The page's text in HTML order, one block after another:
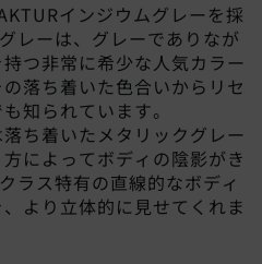
インジウムグレーを採
レーは、グレーでありなが
つ非常に希少な人気カラー
落ち着いた色合いからリセ
知られています。
ち着いたメタリックグレー
によってボディの陰影がき
ラス特有の直線的なボディ
より立体的に見せてくれま